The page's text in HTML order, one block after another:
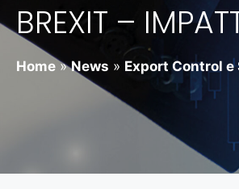
BREXIT –
Home » News » Export Control